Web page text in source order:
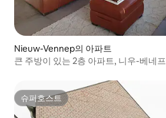
Nieuw-Vennep의 아파트
큰 주방이 있는 2층 아파트, 니우-베네프
슈퍼호스트
슈퍼호스트